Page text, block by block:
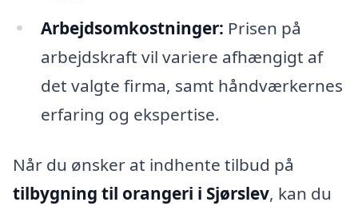
Arbejdsomkostninger: Prisen på
arbejdskraft vil variere afhængigt af
det valgte firma, samt håndværkernes
erfaring og ekspertise.
Når du ønsker at indhente tilbud på
tilbygning til orangeri i Sjørslev, kan du